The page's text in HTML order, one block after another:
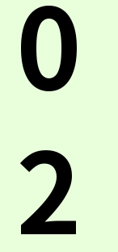
0
2